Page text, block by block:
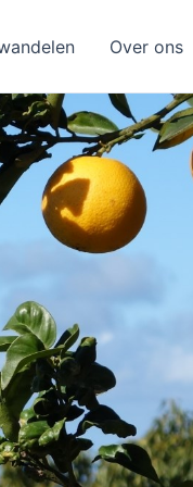
Over ons